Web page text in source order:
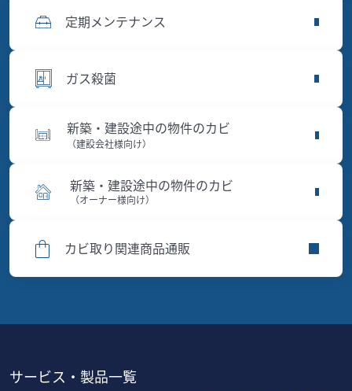
定期メンテナンス
ガス殺菌
新築・建設途中の物件のカビ
（建設会社様向け）
新築・建設途中の物件のカビ
（オーナー様向け）
カビ取り関連商品通販
サービス・製品一覧